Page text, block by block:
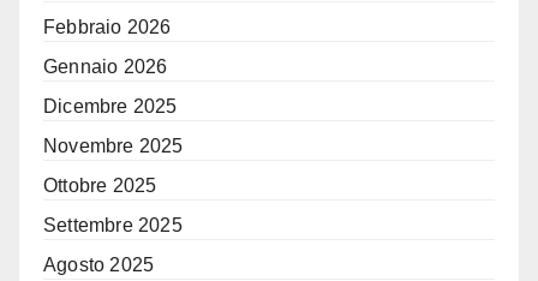
Febbraio 2026
Gennaio 2026
Dicembre 2025
Novembre 2025
Ottobre 2025
Settembre 2025
Agosto 2025